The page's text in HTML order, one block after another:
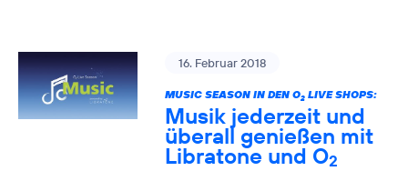
16. Februar 2018
MUSIC SEASON IN DEN O2LIVE SHOPS:
Musik jederzeit und
überall genießen mit
Libratone und O2